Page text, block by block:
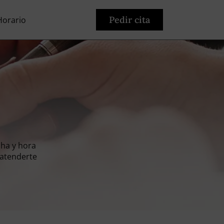
Pedir cita
y hora